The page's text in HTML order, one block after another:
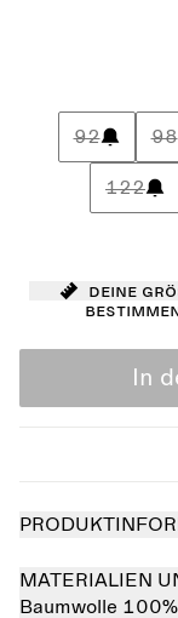
92 98
122
Deine
In
MATERIALIEN
Baumwolle 100%